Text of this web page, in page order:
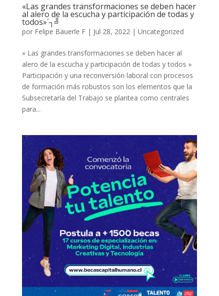
«Las grandes transformaciones se deben hacer
al alero de la escucha y participación de todas y
todos»´┐╝
por Felipe Bäuerle F| Jul 28, 2022 | Uncategorized
» Las grandes transformaciones se deben hacer al
alero de la escucha y participación de todas y todos »
Participación y una reconversión laboral con procesos
de formación más robustos son los elementos que la
Subsecretaría del Trabajo se plantea como centrales
para...